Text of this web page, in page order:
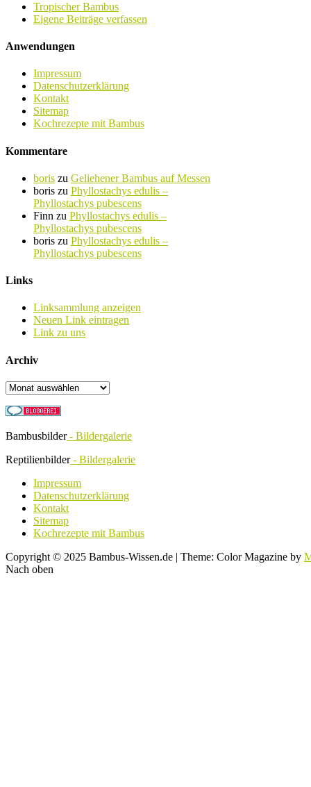
Tropischer Bambus
Eigene Beiträge verfassen
Anwendungen
Impressum
Datenschutzerklärung
Kontakt
Sitemap
Kochrezepte mit Bambus
Kommentare
boris zu Geliehener Bambus auf Messen
boris zu Phyllostachys edulis –
Phyllostachys pubescens
Finn zu Phyllostachys edulis –
Phyllostachys pubescens
boris zu Phyllostachys edulis –
Phyllostachys pubescens
Links
Linksammlung anzeigen
Neuen Link eintragen
Link zu uns
Archiv
Archiv
Bambusbilder- Bildergalerie
Reptilienbilder- Bildergalerie
Impressum
Datenschutzerklärung
Kontakt
Sitemap
Kochrezepte mit Bambus
Copyright © 2025 Bambus-Wissen.de | Theme: Color Magazine by
Nach oben